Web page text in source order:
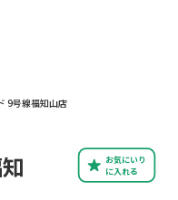
9号線福知山店
お気にいり
に入れる